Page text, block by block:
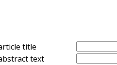
title
text